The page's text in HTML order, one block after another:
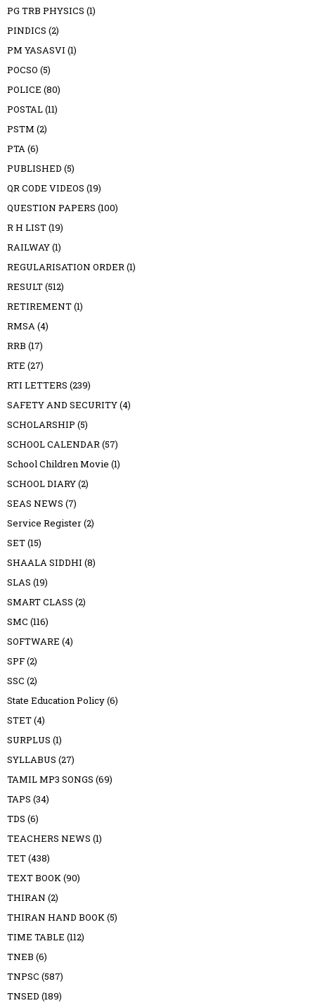
PG TRB PHYSICS (1)
PINDICS (2)
PM YASASVI (1)
POCSO (5)
POLICE (80)
POSTAL(11)
PSTM (2)
PTA(6)
PUBLISHED (5)
QR CODE VIDEOS (19)
QUESTION PAPERS (100)
R H LIST(19)
RAILWAY(1)
REGULARISATION ORDER(1)
RESULT(512)
RETIREMENT(1)
RMSA(4)
RRB (17)
RTE (27)
RTI LETTERS (239)
SAFETY AND SECURITY(4)
SCHOLARSHIP (5)
SCHOOL CALENDAR(57)
School Children Movie (1)
SCHOOL DIARY(2)
SEAS NEWS (7)
Service Register(2)
SET(15)
SHAALA SIDDHI (8)
SLAS (19)
SMART CLASS (2)
SMC (116)
SOFTWARE (4)
SPF(2)
SSC (2)
State Education Policy(6)
STET(4)
SURPLUS (1)
SYLLABUS (27)
TAMIL MP3 SONGS (69)
TAPS (34)
TDS (6)
TEACHERS NEWS (1)
TET(438)
TEXT BOOK(90)
THIRAN (2)
THIRAN HAND BOOK(5)
TIME TABLE (112)
TNEB (6)
TNPSC (587)
TNSED (189)